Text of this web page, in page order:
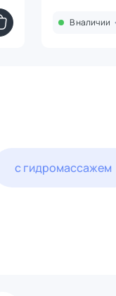
В наличии •
с гидромассажем